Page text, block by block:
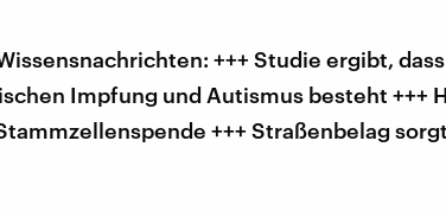
+++ Studie ergibt,
Impfung und Autismus besteht +++
+++ Straßenbelag